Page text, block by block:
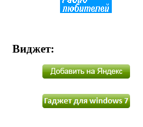
Виджет: